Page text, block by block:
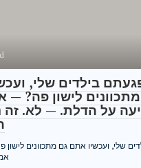
לישון פה? —
על הדלת. — לא. זה